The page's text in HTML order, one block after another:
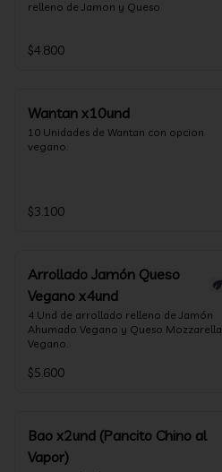
relleno de Jamon y Queso
$4.800
Wantan x10und
10 Unidades de Wantan con opcion
vegano.
$3.100
Arrollado Jamón Queso
Vegano x4und
4 Und de arrollado relleno de Jamón
Ahumado Vegano y Queso Mozzarella
Vegano.
$5.600
Bao x2und (Pancito Chino al
Vapor)